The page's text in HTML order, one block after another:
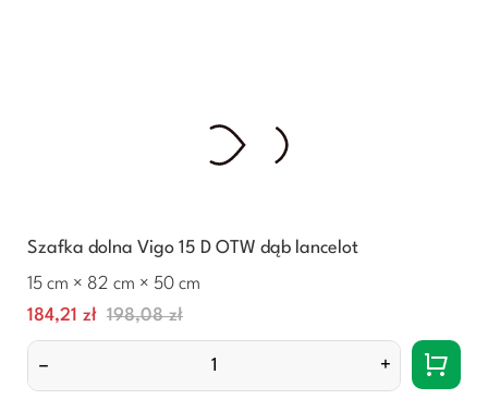
Szafka dolna Vigo 15 D OTW dąb lancelot
15 cm × 82 cm × 50 cm
Cena
184,21 zł Normalna
cena
198,08 zł
– +